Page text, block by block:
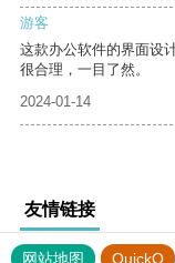
游客
这款办公软件的界面设
很合理，一目了然。
2024-01-14
友情链接
网站地图 QuickQ